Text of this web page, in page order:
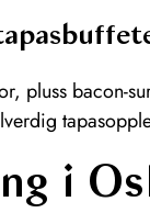
pluss
i